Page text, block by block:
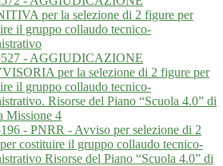
per la selezione di 2 figure per
il gruppo collaudo tecnico-
- AGGIUDICAZIONE
per la selezione di 2 figure per
il gruppo collaudo tecnico-
Risorse del Piano “Scuola 4.0” di
Missione 4
- PNRR - Avviso per selezione di 2
costituire il gruppo collaudo tecnico-
Risorse del Piano “Scuola 4.0” di